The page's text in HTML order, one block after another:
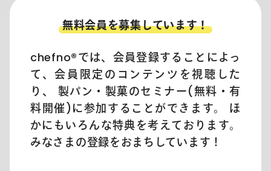
無料会員を募集しています！
chefno®︎では、会員登録することによっ
て、会員限定のコンテンツを視聴した
り、 製パン・製菓のセミナー(無料・有
料開催)に参加することができます。 ほ
かにもいろんな特典を考えております。
みなさまの登録をおまちしています！